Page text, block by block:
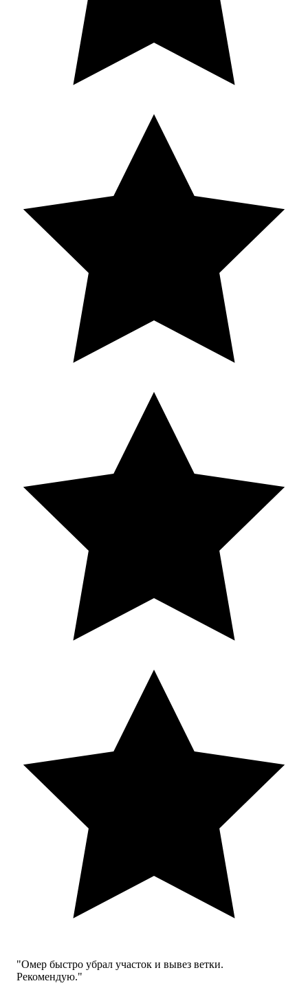
"Омер быстро убрал участок и вывез ветки.
Рекомендую."